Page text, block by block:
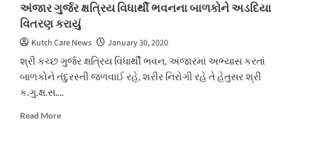
અંજાર ગુર્જર ક્ષત્રિય વિધાર્થી ભવનના બાળકોને અડદિયા
વિતરણ કરાયું
Kutch Care News
January 30, 2020
શ્રી કચ્છ ગુર્જર ક્ષત્રિય વિધાર્થી ભવન, અંજારમાં અભ્યાસ કરતાં
બાળકોને તંદુરસ્તી જળવાઈ રહે, શરીર નિરોગી રહે તે હેતુસર શ્રી
ક.ગુ.ક્ષ.સ....
Read MoreRead